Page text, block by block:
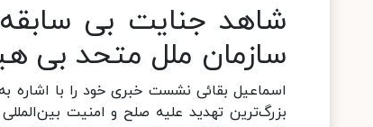
شاهد جنایت بی
سازمان ملل متحد بی
اسماعیل بقائی نشست خبری خود را با اشاره
بزرگ‌ترین تهدید علیه صلح و امنیت